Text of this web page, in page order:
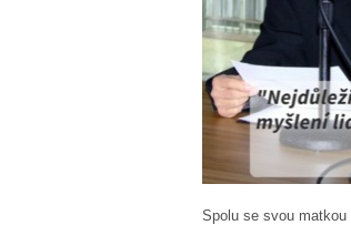
Spolu se svou